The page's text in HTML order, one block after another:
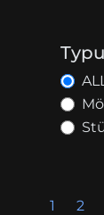
1 2